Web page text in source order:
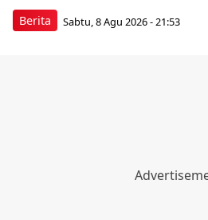
Berita Sabtu, 8 Agu 2026 - 21:53